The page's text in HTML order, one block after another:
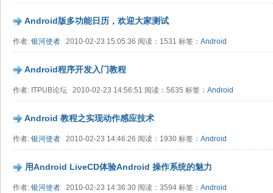
Android版多功能日历，欢迎大家测试
作者: 银河使者 2010-02-23 15:05:36 阅读：1531 标签： Android
Android程序开发入门教程
作者: ITPUB论坛 2010-02-23 14:56:51 阅读：5635 标签： Android
Android 教程之实现动作感应技术
作者: 银河使者 2010-02-23 14:46:26 阅读：1930 标签： Android
用Android LiveCD体验Android 操作系统的魅力
作者: 银河使者 2010-02-23 14:36:30 阅读：3594 标签： Android